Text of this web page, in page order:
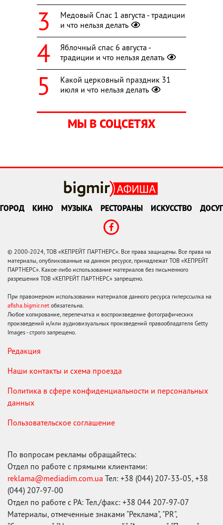
Медовый Спас 1 августа - традиции
и что нельзя делать
Яблочный спас 6 августа -
традиции и что нельзя делать
Какой церковный праздник 31
июля и что нельзя делать
МЫ В СОЦСЕТЯХ
ГОРОД КИНО МУЗЫКА РЕСТОРАНЫ ИСКУССТВО ДОСУГ
© 2000-2024, ТОВ «КЕПРЕЙТ ПАРТНЕРС». Все права защищены. Все права на
материалы, опубликованные на данном ресурсе, принадлежат ТОВ «КЕПРЕЙТ
ПАРТНЕРС». Какое-либо использование материалов без письменного
разрешения ТОВ «КЕПРЕЙТ ПАРТНЕРС» запрещено.
При правомерном использовании материалов данного ресурса гиперссылка на
afisha.bigmir.net обязательна.
Любое копирование, перепечатка и воспроизведение фотографических
произведений и/или аудиовизуальных произведений правообладателя Getty
Images - строго запрещено.
Редакция
Наши контакты и схема проезда
Политика в сфере конфиденциальности и персональных
данных
Пользовательское соглашение
По вопросам рекламы обращайтесь:
Отдел по работе с прямыми клиентами:
reklama@mediadim.com.ua Тел: +38 (044) 207-33-05, +38
(044) 207-97-00
Отдел по работе с РА: Тел./факс: +38 044 207-97-07
Материалы, отмеченные знаками "Реклама", "PR",